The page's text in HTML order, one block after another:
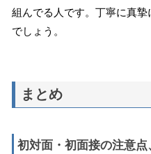
組んでる人です。丁寧に真
でしょう。
まとめ
初対面・初面接の注意点